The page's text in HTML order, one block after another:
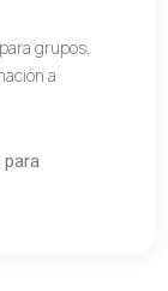
grupos,
a